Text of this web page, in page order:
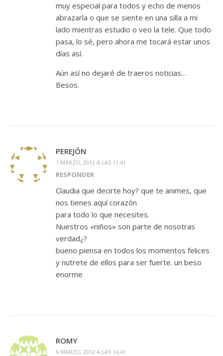
muy especial para todos y echo de menos
abrazarla o que se siente en una silla a mi
lado mientras estudio o veo la tele. Que todo
pasa, lo sé, pero ahora me tocará estar unos
días así.
Aún así no dejaré de traeros noticias…
Besos.
PEREJÓN
1 MARZO, 2012 A LAS 11:41
RESPONDER
Claudia que decirte hoy? que te animes, que
nos tienes aquí corazón
para todo lo que necesites.
Nuestros «niños» son parte de nosotras
verdad¿?
bueno piensa en todos los momentos felices
y nutrete de ellos para ser fuerte. un beso
enorme
ROMY
6 MARZO, 2012 A LAS 14:41